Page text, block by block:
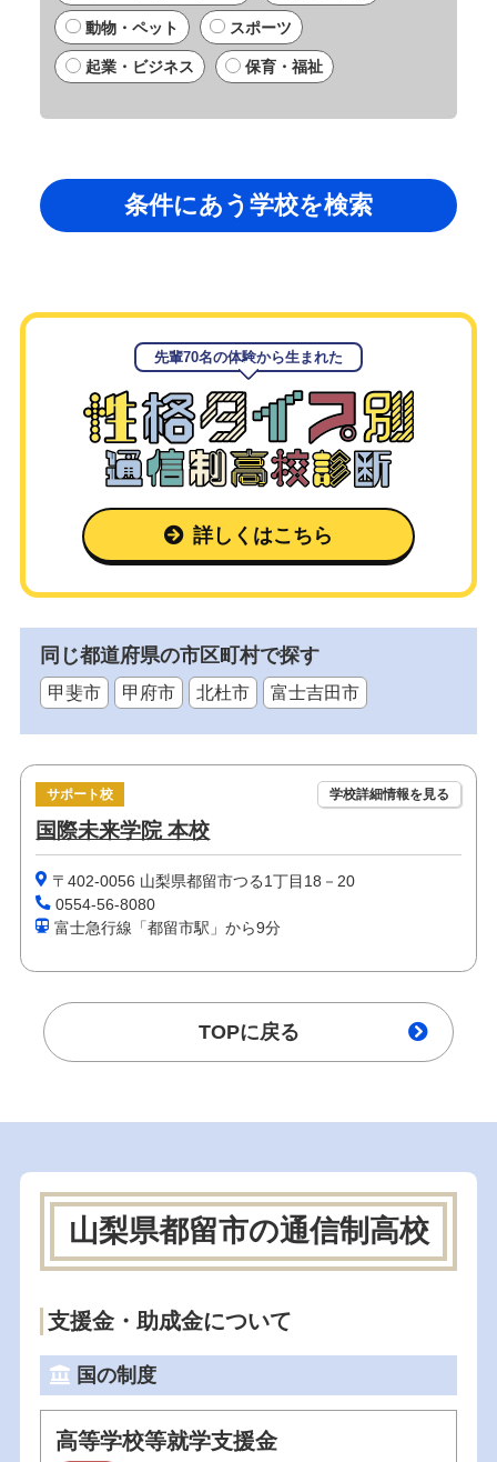
動物・ペット スポーツ
起業・ビジネス 保育・福祉
条件にあう学校を検索
先輩70名の体験から生まれた
詳しくはこちら
同じ都道府県の市区町村で探す
甲斐市 甲府市 北杜市 富士吉田市
サポート校 学校詳細情報を見る
国際未来学院 本校
〒402-0056 山梨県都留市つる1丁目18－20
0554-56-8080
富士急行線「都留市駅」から9分
TOPに戻る
山梨県都留市の通信制高校
支援金・助成金について
国の制度
高等学校等就学支援金